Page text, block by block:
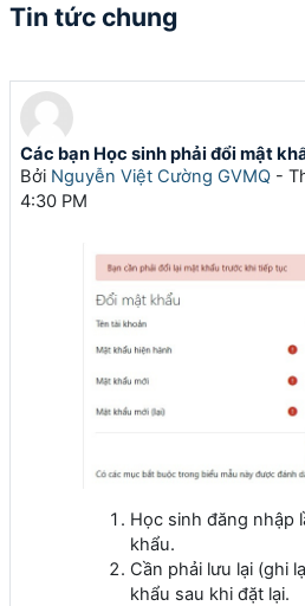
Tin tức chung
Các bạn Học sinh phải đổi mật
Bởi Nguyễn Việt Cường GVMQ -
4:30 PM
Học sinh đăng nhập
khẩu.
Cần phải lưu lại (ghi
khẩu sau khi đặt lại.